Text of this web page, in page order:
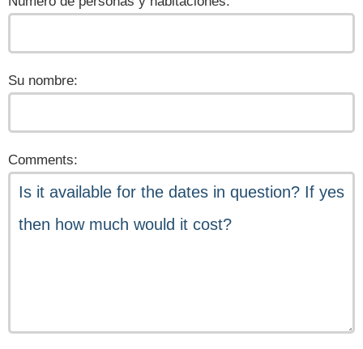
Su nombre:
Comments: